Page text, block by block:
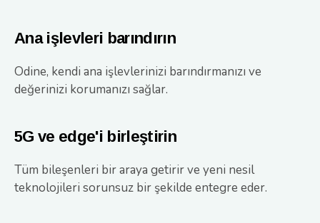
Ana işlevleri barındırın
Odine, kendi ana işlevlerinizi barındırmanızı ve
değerinizi korumanızı sağlar.
5G ve edge'i birleştirin
Tüm bileşenleri bir araya getirir ve yeni nesil
teknolojileri sorunsuz bir şekilde entegre eder.